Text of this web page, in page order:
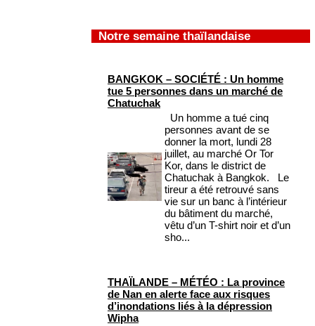
Notre semaine thaïlandaise
BANGKOK – SOCIÉTÉ : Un homme
tue 5 personnes dans un marché de
Chatuchak
Un homme a tué cinq
personnes avant de se
donner la mort, lundi 28
juillet, au marché Or Tor
Kor, dans le district de
Chatuchak à Bangkok. Le
tireur a été retrouvé sans
vie sur un banc à l’intérieur
du bâtiment du marché,
vêtu d’un T-shirt noir et d’un
sho...
THAÏLANDE – MÉTÉO : La province
de Nan en alerte face aux risques
d’inondations liés à la dépression
Wipha